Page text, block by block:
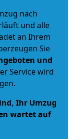
nach
und alle
an Ihrem
Sie
und
Service wird
Ihr Umzug
wartet auf